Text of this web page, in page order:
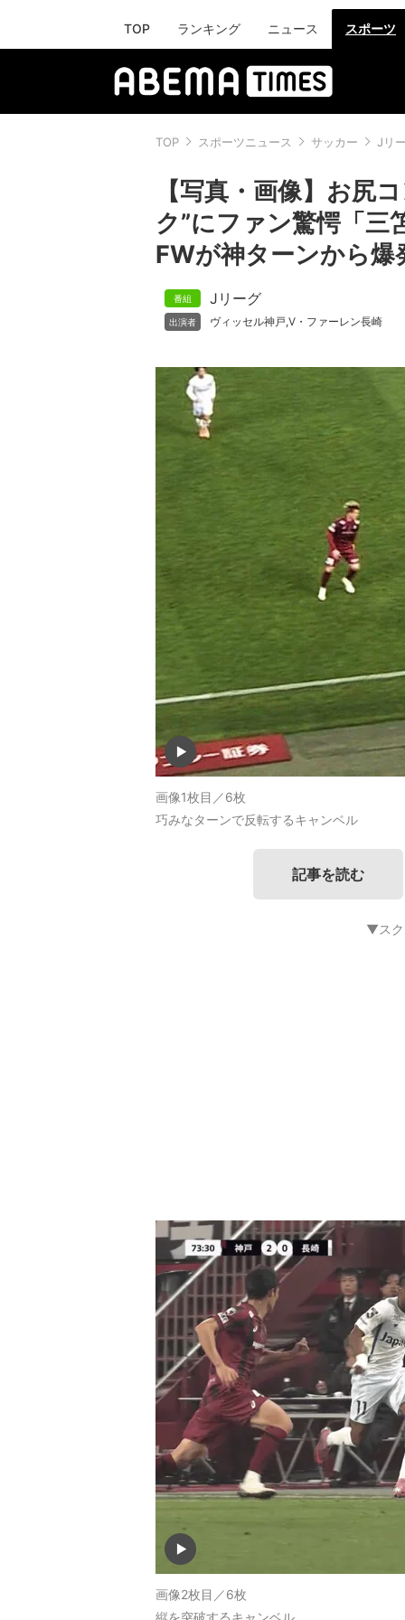
TOP ランキング ニュース スポーツ
TOP スポーツニュース サッカー Jリ
【写真・画像】お尻
ク”にファン驚愕「三
FWが神ターンから爆
Jリーグ
ヴィッセル神戸,V・ファーレン長崎
画像1枚目／6枚
巧みなターンで反転するキャンベル
記事を読む
▼スク
画像2枚目／6枚
縦を突破するキャンベル